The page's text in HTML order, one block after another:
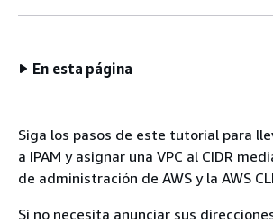
En esta página
Siga los pasos de este tutorial para
a IPAM y asignar una VPC al CIDR
de administración de AWS y la AWS
Si no necesita anunciar sus